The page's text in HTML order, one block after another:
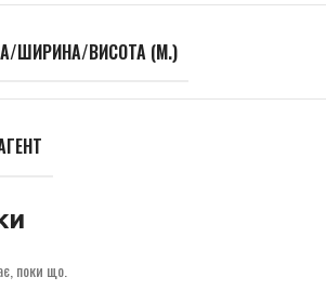
ШИРИНА/ВИСОТА (М.)
поки що.